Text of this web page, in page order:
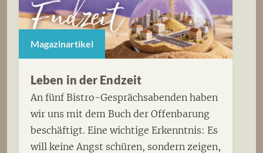
Magazinartikel
Leben in der Endzeit
An fünf Bistro-Gesprächsabenden haben
wir uns mit dem Buch der Offenbarung
beschäftigt. Eine wichtige Erkenntnis: Es
will keine Angst schüren, sondern zeigen,